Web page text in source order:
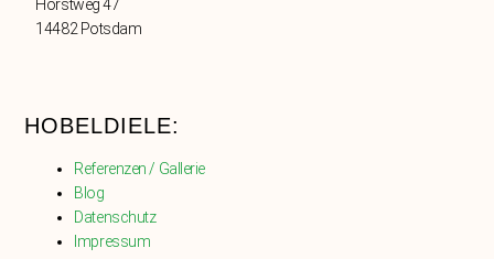
Horstweg 47
14482 Potsdam
HOBELDIELE:
Referenzen / Gallerie
Blog
Datenschutz
Impressum